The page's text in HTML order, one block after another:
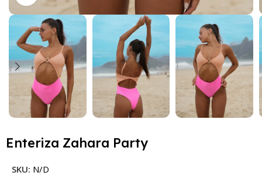
Enteriza Zahara Party
SKU: N/D